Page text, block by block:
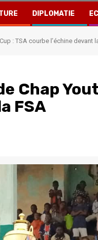
DIPLOMATIE
: TSA courbe l’échine devant
Chap
FSA